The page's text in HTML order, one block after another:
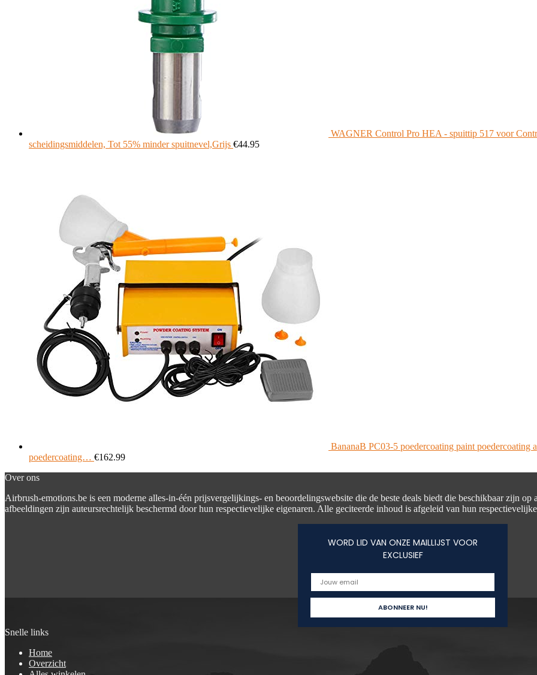
WAGNER Control Pro HEA - spuittip 517 voor
scheidingsmiddelen, Tot 55% minder spuitnevel,Grijs €44.95
BananaB PC03-5 poedercoating paint poedercoating
poedercoating… €162.99
Over ons
Airbrush-emotions.be is een moderne alles-in-één prijsvergelijkings- en beoordelingswebsite die de beste deals biedt die beschikbaar zijn
afbeeldingen zijn auteursrechtelijk beschermd door hun respectievelijke eigenaren. Alle geciteerde inhoud is afgeleid van hun
WORD LID VAN ONZE MAILLIJST VOOR
EXCLUSIEF
Snelle links
Home
Overzicht